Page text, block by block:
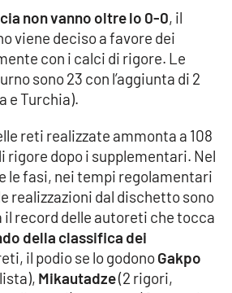
insieme
non vanno oltre lo 0-0, il
viene deciso a favore dei
con i calci di rigore. Le
sono 23 con l’aggiunta di 2
e Turchia).
reti realizzate ammonta a 108
rigore dopo i supplementari. Nel
le fasi, nei tempi regolamentari
realizzazioni dal dischetto sono
il record delle autoreti che tocca
della classifica dei
il podio se lo godonoGakpo
Mikautadze(2 rigori,